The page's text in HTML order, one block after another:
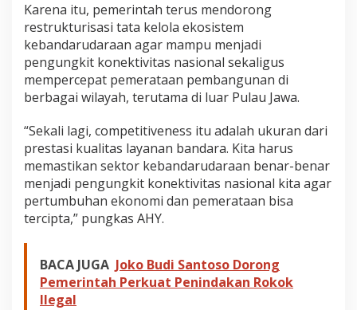
Karena itu, pemerintah terus mendorong
restrukturisasi tata kelola ekosistem
kebandarudaraan agar mampu menjadi
pengungkit konektivitas nasional sekaligus
mempercepat pemerataan pembangunan di
berbagai wilayah, terutama di luar Pulau Jawa.
“Sekali lagi, competitiveness itu adalah ukuran dari
prestasi kualitas layanan bandara. Kita harus
memastikan sektor kebandarudaraan benar-benar
menjadi pengungkit konektivitas nasional kita agar
pertumbuhan ekonomi dan pemerataan bisa
tercipta,” pungkas AHY.
BACA JUGA Joko Budi Santoso Dorong
Pemerintah Perkuat Penindakan Rokok
Ilegal